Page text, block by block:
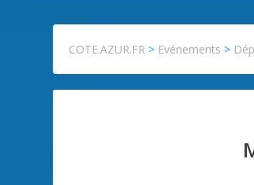
COTE.AZUR.FR > Evénements >